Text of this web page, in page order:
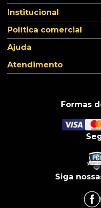
Institucional
Política comercial
Ajuda
Atendimento
Formas
Siga